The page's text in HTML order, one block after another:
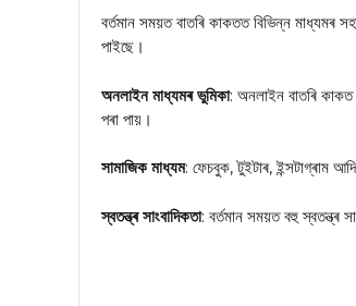
বর্তমান সময়ত বাতৰি কাকতত বিভিন্ন মাধ্যমৰ
পাইছে।
অনলাইন মাধ্যমৰ ভুমিকা: অনলাইন বাতৰি
পৰা পায়।
সামাজিক মাধ্যম: ফেচবুক, টুইটাৰ, ইন্সটাগ্ৰাম
স্বতন্ত্ৰ সাংবাদিকতা: বর্তমান সময়ত বহু স্বতন্ত্ৰ